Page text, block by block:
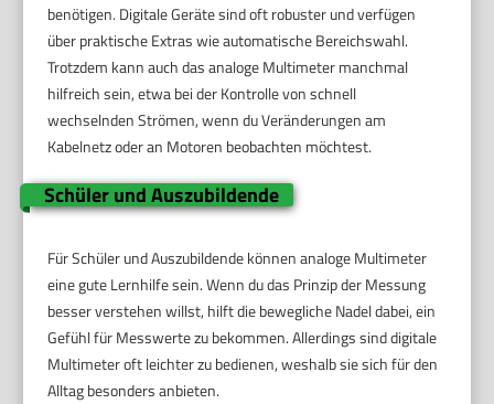
benötigen. Digitale Geräte sind oft robuster und verfügen
über praktische Extras wie automatische Bereichswahl.
Trotzdem kann auch das analoge Multimeter manchmal
hilfreich sein, etwa bei der Kontrolle von schnell
wechselnden Strömen, wenn du Veränderungen am
Kabelnetz oder an Motoren beobachten möchtest.
Schüler und Auszubildende
Für Schüler und Auszubildende können analoge Multimeter
eine gute Lernhilfe sein. Wenn du das Prinzip der Messung
besser verstehen willst, hilft die bewegliche Nadel dabei, ein
Gefühl für Messwerte zu bekommen. Allerdings sind digitale
Multimeter oft leichter zu bedienen, weshalb sie sich für den
Alltag besonders anbieten.